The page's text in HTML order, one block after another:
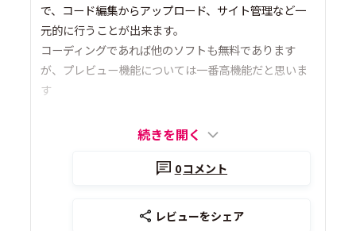
で、コード編集からアップロード、サイト管理など一
元的に行うことが出来ます。
コーディングであれば他のソフトも無料であります
が、プレビュー機能については一番高機能だと思いま
す
続きを開く
0コメント
レビューをシェア